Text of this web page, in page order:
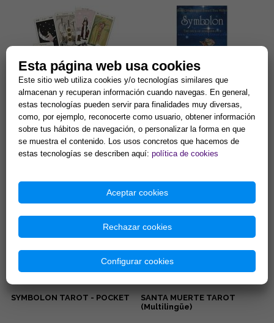
TAROT DE CARLOTYDES
78 cartas con instrucciones.
Medidas de las cartas: 6 x
11cm....
SYMBOLON TAROT - The
deck of Remembrance
78 cartas, 12 x 8 cm. Esta
cubierta llega a los recuerdos
del alma, de la astrología,
SYMBOLON TAROT - POCKET
SANTA MUERTE TAROT
(Multilingüe)
Esta página web usa cookies
Este sitio web utiliza cookies y/o tecnologías similares que
almacenan y recuperan información cuando navegas. En general,
estas tecnologías pueden servir para finalidades muy diversas,
como, por ejemplo, reconocerte como usuario, obtener información
sobre tus hábitos de navegación, o personalizar la forma en que
se muestra el contenido. Los usos concretos que hacemos de
estas tecnologías se describen aquí: política de cookies
Aceptar cookies
Rechazar cookies
Configurar cookies